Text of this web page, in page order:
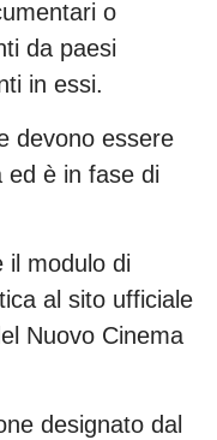
o
da paesi
in essi.
devono essere
ed è in fase di
il modulo di
al sito ufficiale
Nuovo Cinema
designato dal